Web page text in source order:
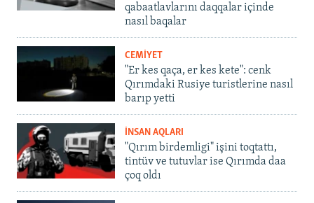
qabaatlavlarını daqqalar içinde
nasıl baqalar
CEMİYET
"Er kes qaça, er kes kete": cenk
Qırımdaki Rusiye turistlerine nasıl
barıp yetti
İNSAN AQLARI
"Qırım birdemligi" işini toqtattı,
tintüv ve tutuvlar ise Qırımda daa
çoq oldı